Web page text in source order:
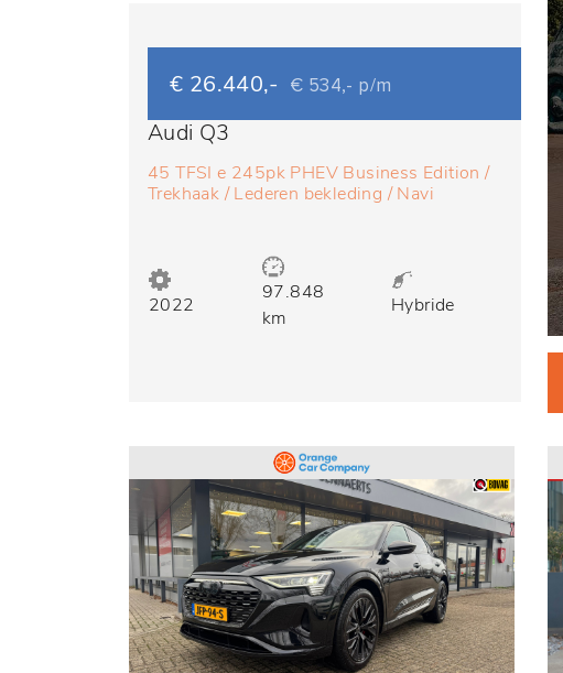
€ 26.440,- € 534,- p/m
Audi Q3
45 TFSI e 245pk PHEV Business Edition /
Trekhaak / Lederen bekleding / Navi
2022
97.848
km
Hybride